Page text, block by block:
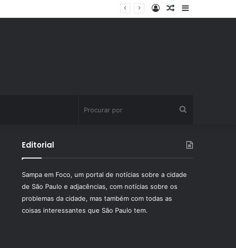
Barra
Artigo
Entrar
por
Editorial
Sampa em Foco, um portal de notícias sobre a cidade
de São Paulo e adjacências, com notícias sobre os
problemas da cidade, mas também com todas as
coisas interessantes que São Paulo tem.